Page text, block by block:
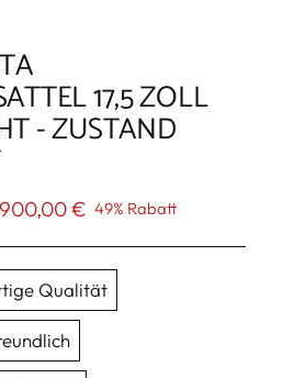
17,5 ZOLL
- ZUSTAND
€ 49% Rabatt
Qualität